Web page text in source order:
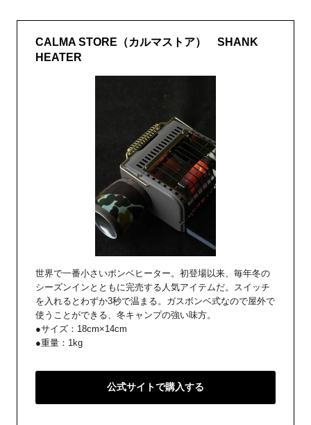
CALMA STORE（カルマストア） SHANK
HEATER
世界で一番小さいボンベヒーター。初登場以来、毎年冬の
シーズンインとともに完売する人気アイテムだ。スイッチ
を入れるとわずか3秒で温まる。ガスボンベ式なので屋外で
使うことができる、冬キャンプの強い味方。
●サイズ：18cm×14cm
●重量：1kg
公式サイトで購入する